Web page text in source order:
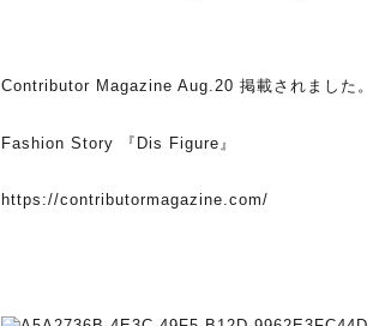
Contributor Magazine Aug.20 掲載されました。
Fashion Story 『Dis Figure』
https://contributormagazine.com/